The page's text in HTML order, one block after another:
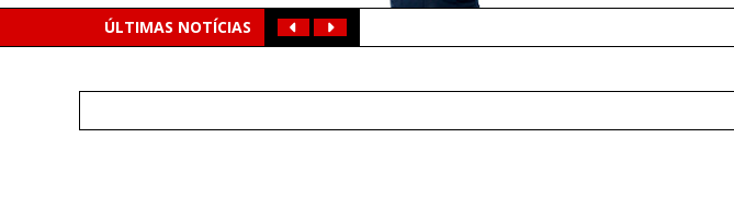
ÚLTIMAS NOTÍCIAS